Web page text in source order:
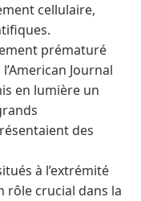
cellulaire,
prématuré
Journal
en lumière un
des
à l’extrémité
rôle crucial dans la